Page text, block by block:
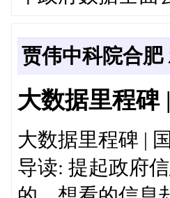
贾伟中科院合肥
大数据里程碑
大数据里程碑 |
导读: 提起政府